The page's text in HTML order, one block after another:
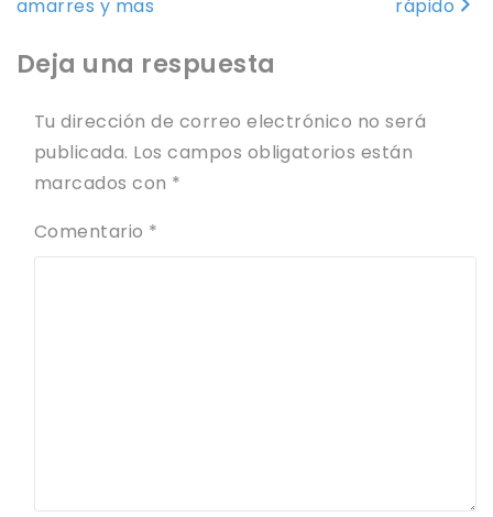
amarres y mas
rápido
Deja una respuesta
Tu dirección de correo electrónico no será
publicada. Los campos obligatorios están
marcados con *
Comentario *